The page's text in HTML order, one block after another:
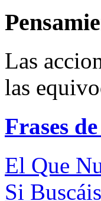
Las
las
Frases
El Que
Si